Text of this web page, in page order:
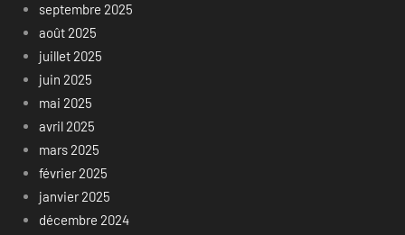
septembre 2025
août 2025
juillet 2025
juin 2025
mai 2025
avril 2025
mars 2025
février 2025
janvier 2025
décembre 2024